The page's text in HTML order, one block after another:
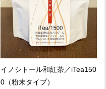
イノシトール和紅茶／iTea150
0（粉末タイプ）